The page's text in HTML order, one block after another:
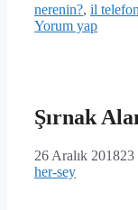
nerenin?, il
Yorum yap
Şırnak
26 Aralık 201823
her-sey